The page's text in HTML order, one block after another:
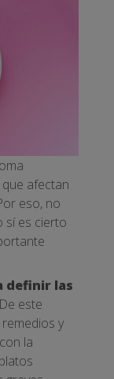
afectan
eso, no
sí es cierto
definir las
este
y
la